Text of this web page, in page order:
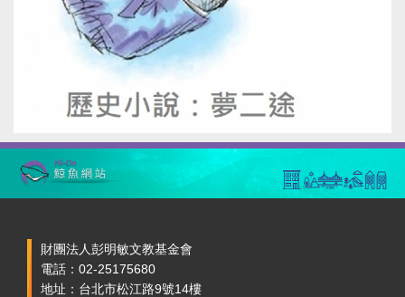
財團法人彭明敏文教基金會
電話：02-25175680
地址：台北市松江路9號14樓